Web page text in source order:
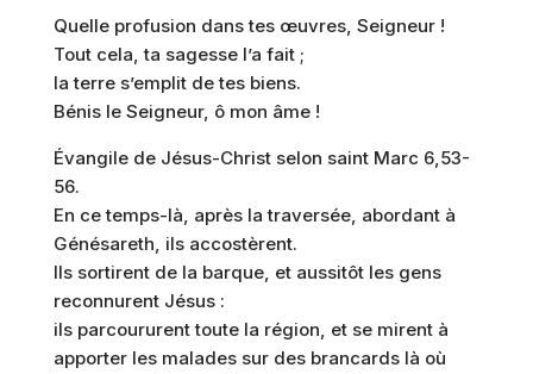
Quelle profusion dans tes œuvres, Seigneur !
Tout cela, ta sagesse l’a fait ;
la terre s’emplit de tes biens.
Bénis le Seigneur, ô mon âme !
Évangile de Jésus-Christ selon saint Marc 6,53-
56.
En ce temps-là, après la traversée, abordant à
Génésareth, ils accostèrent.
Ils sortirent de la barque, et aussitôt les gens
reconnurent Jésus :
ils parcoururent toute la région, et se mirent à
apporter les malades sur des brancards là où